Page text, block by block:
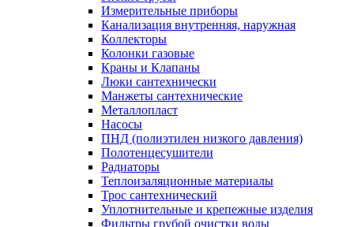
Измерительные приборы
Канализация внутренняя, наружная
Коллекторы
Колонки газовые
Краны и Клапаны
Люки сантехнически
Манжеты сантехнические
Металлопласт
Насосы
ПНД (полиэтилен низкого давления)
Полотенцесушители
Радиаторы
Теплоизаляционные материалы
Трос сантехнический
Уплотнительные и крепежные изделия
Фильтры грубой очистки воды